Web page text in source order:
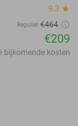
9.3 star
Regulier €464
€209
bijkomende kosten